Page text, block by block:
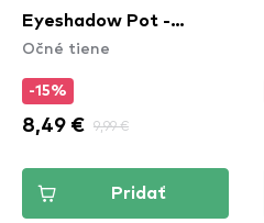
Eyeshadow Pot -
Duchesse
Očné tiene
-15%
8,49 € 9,99 €
Pridať